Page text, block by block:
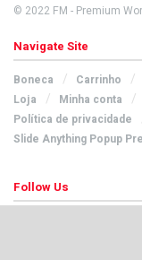
© 2022 FM - Premium
Navigate Site
Boneca Carrinho
Loja
Minha conta
Política de privacidade
Slide Anything Popup
Follow Us